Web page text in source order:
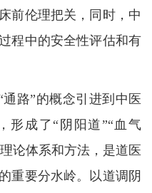
前伦理把关，同时，中
程中的安全性评估和有
通路”的概念引进到中医
形成了“阴阳道”“血气
论体系和方法，是道医
重要分水岭。以道调阴